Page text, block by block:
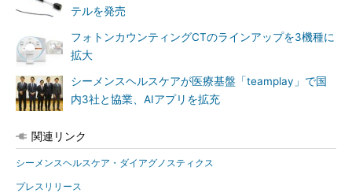
テルを発売
フォトンカウンティングCTのラインアップを3機種に
拡大
シーメンスヘルスケアが医療基盤「teamplay」で国
内3社と協業、AIアプリを拡充
関連リンク
シーメンスヘルスケア・ダイアグノスティクス
プレスリリース